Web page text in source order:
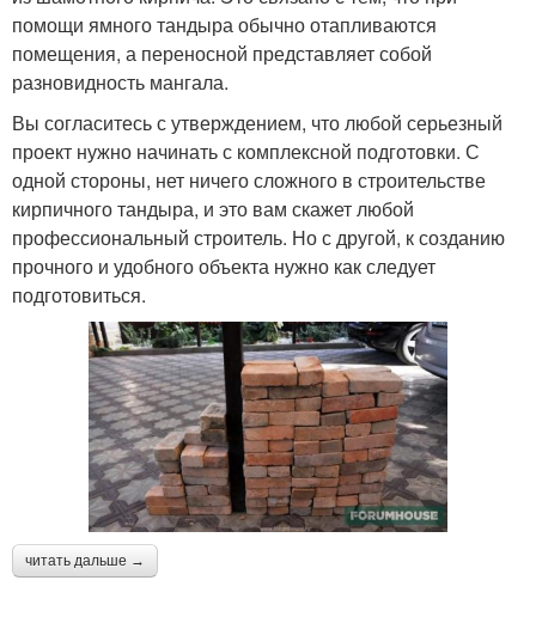
помощи ямного тандыра обычно отапливаются
помещения, а переносной представляет собой
разновидность мангала.
Вы согласитесь с утверждением, что любой серьезный
проект нужно начинать с комплексной подготовки. С
одной стороны, нет ничего сложного в строительстве
кирпичного тандыра, и это вам скажет любой
профессиональный строитель. Но с другой, к созданию
прочного и удобного объекта нужно как следует
подготовиться.
читать дальше →